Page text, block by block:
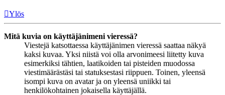
Ylös
Mitä kuvia on käyttäjänimeni vieressä?
Viestejä katsottaessa käyttäjänimen vieressä saattaa näkyä
kaksi kuvaa. Yksi niistä voi olla arvonimeesi liitetty kuva
esimerkiksi tähtien, laatikoiden tai pisteiden muodossa
viestimäärästäsi tai statuksestasi riippuen. Toinen, yleensä
isompi kuva on avatar ja on yleensä uniikki tai
henkilökohtainen jokaisella käyttäjällä.